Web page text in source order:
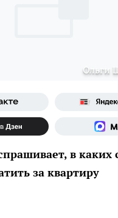
Ольги
в каких
за квартиру